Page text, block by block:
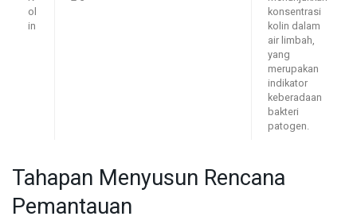
ol
in
konsentrasi
kolin dalam
air limbah,
yang
merupakan
indikator
keberadaan
bakteri
patogen.
Tahapan Menyusun Rencana
Pemantauan